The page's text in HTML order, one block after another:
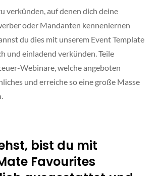
verkünden, auf denen dich deine
oder Mandanten kennenlernen
du dies mit unserem Event Template
und einladend verkünden. Teile
Webinare, welche angeboten
und erreiche so eine große Masse
bist du mit
Favourites